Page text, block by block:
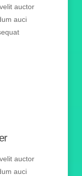
auctor
auci
auctor
auci